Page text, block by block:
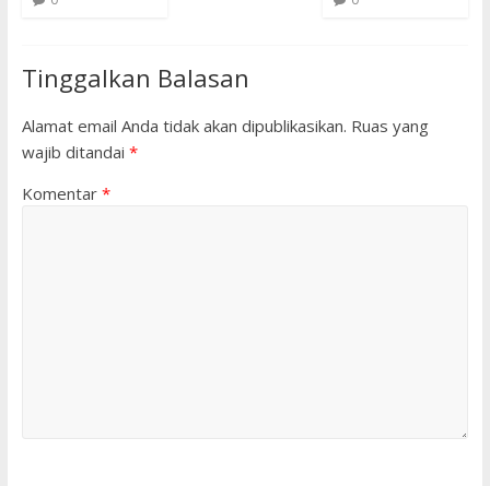
Tinggalkan Balasan
Alamat email Anda tidak akan dipublikasikan. Ruas yang
wajib ditandai *
Komentar *